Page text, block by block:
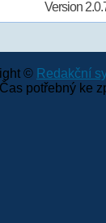
Version
© Redakční
Čas potřebný ke